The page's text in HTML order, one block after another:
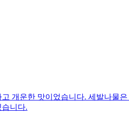
개운한 맛이었습니다. 세발나물
니다.